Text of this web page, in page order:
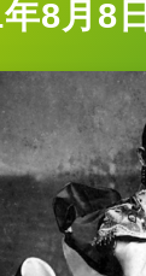
8月8日